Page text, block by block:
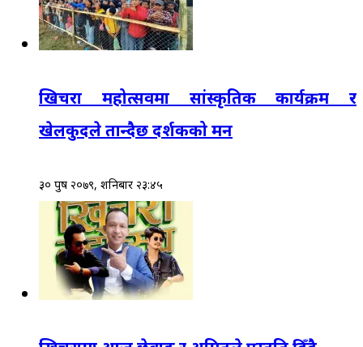
खिचरा महोत्सवमा सांस्कृतिक कार्यक्रम र
खेलकुदले तान्दैछ दर्शकको मन
३० पुष २०७९, शनिबार २३:४५